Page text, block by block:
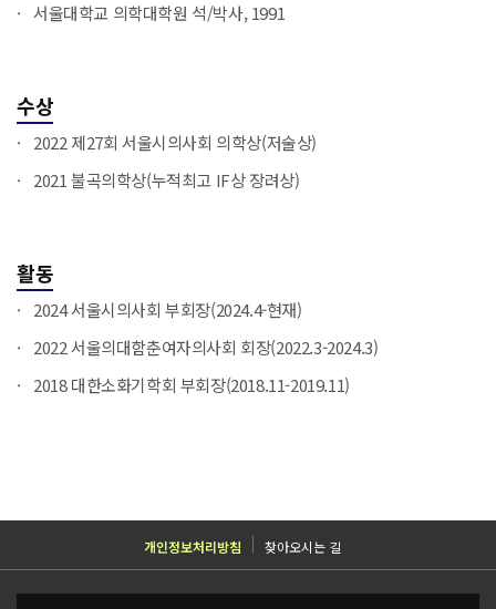
서울대학교 의학대학원 석/박사, 1991
수상
2022 제27회 서울시의사회 의학상(저술상)
2021 불곡의학상(누적최고 IF상 장려상)
활동
2024 서울시의사회 부회장(2024.4-현재)
2022 서울의대함춘여자의사회 회장(2022.3-2024.3)
2018 대한소화기학회 부회장(2018.11-2019.11)
개인정보처리방침 찾아오시는 길